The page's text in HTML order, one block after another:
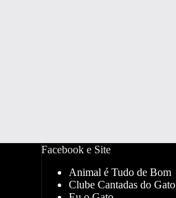
Facebook e Site
Animal é Tudo de Bom
Clube Cantadas do Gato